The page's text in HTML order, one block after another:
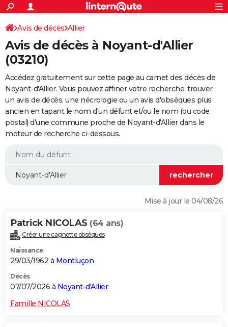
ACTUALITÉS
Politique
Société
Faits Divers
Education
Monde
Villes
+
SPORT
Coupe du monde 2026
Football
Tennis
Cyclisme
Rugby
Forum
FINANCE
Retraite
Impôts
Epargne
Immobilier
Risques naturels par ville
Banque
Assurance
Crédit
AUTO
Essais
Réserver un essai
Citadines
Berlines
SUV
Forum auto
+
HIGH-TECH
Mobiles
Meilleur smartphone
Internet
Ordinateurs
Jeux vidéo
Guide high-tech
+BRICOLAGE
Forum
Aménagement intérieur
Extérieur
Cuisine
Salle de bains
Jardinage
Rangement
WEEK-END
Guides de France
Escapades
Patrimoine
Expositions
Musées
Week-end nature
LIFESTYLE
Alimentation
Guide de la santé
Maladies
Médicaments
Sommeil
VOYAGE
Destinations
City break
Voyage nature
Voyage de noces
Forum
Climat
+PHOTO
GUIDES D'ACHAT
BONS PLANS
CARTE DE VOEUX
Avis de décès Allier
Avis de décès à Noyant-d'Allier
(03210)
Accédez gratuitement sur cette page au carnet des décès de
Noyant-d'Allier. Vous pouvez affiner votre recherche, trouver
un avis de décès, une nécrologie ou un avis d'obsèques plus
ancien en tapant le nom d'un défunt et/ou le nom (ou code
postal) d'une commune proche de Noyant-d'Allier dans le
moteur de recherche ci-dessous.
Mise à jour le 04/08/26
Patrick NICOLAS (64 ans)
Créer une cagnotte obsèques
Naissance
29/03/1962 à Montluçon
Décès
07/07/2026 à Noyant-d'Allier
Famille NICOLAS